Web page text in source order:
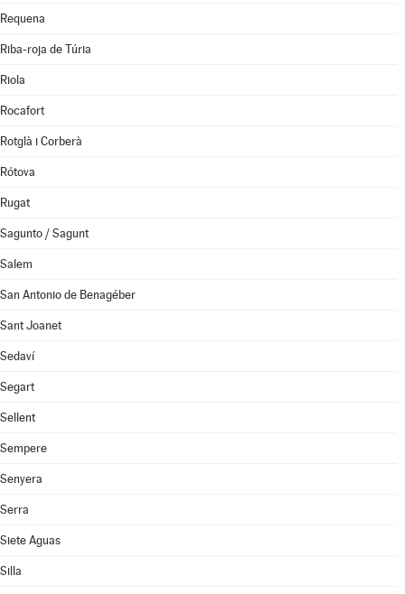
Requena
Riba-roja de Túria
Riola
Rocafort
Rotglà i Corberà
Rótova
Rugat
Sagunto / Sagunt
Salem
San Antonio de Benagéber
Sant Joanet
Sedaví
Segart
Sellent
Sempere
Senyera
Serra
Siete Aguas
Silla